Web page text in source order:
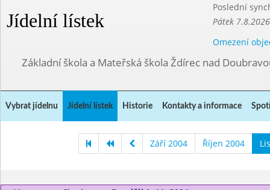
Jídelní lístek
Poslední
Pátek
Omezení
Základní škola a Mateřská škola Ždírec nad
Vybrat jídelnu Jídelní lístek Historie Kontakty a informace
Září 2004 Říjen 2004